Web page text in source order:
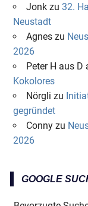
Jonkzu 32.
Neustadt
Agneszu
2026
Peter H aus D
Kokolores
Nörgli zu
gegründet
Connyzu
2026
GOOGLE